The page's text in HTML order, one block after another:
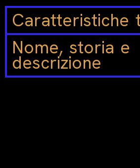
Caratteristiche
Nome, storia e
descrizione